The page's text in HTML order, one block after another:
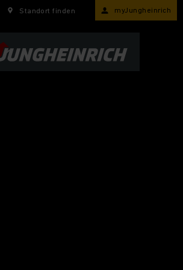
Standort finden myJungheinrich